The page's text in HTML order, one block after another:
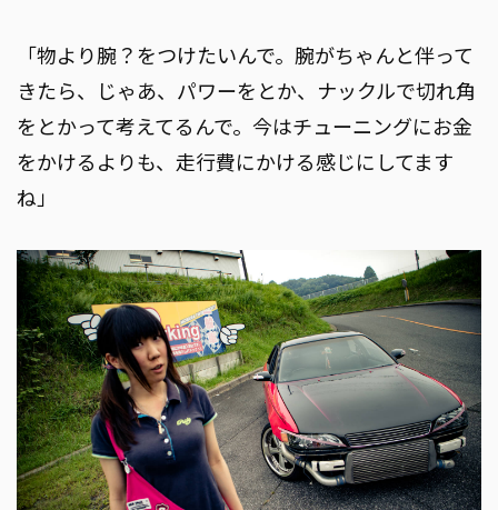
「物より腕？をつけたいんで。腕がちゃんと伴って
きたら、じゃあ、パワーをとか、ナックルで切れ角
をとかって考えてるんで。今はチューニングにお金
をかけるよりも、走行費にかける感じにしてます
ね」